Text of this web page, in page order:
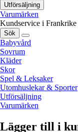
Utförsäljning
Varumärken
Kundservice i Frankrike
Sök
Babyvård
Sovrum
Kläder
Skor
Spel & Leksaker
Utomhuslekar & Sporter
Utförsäljning
Varumärken
Lägger till i